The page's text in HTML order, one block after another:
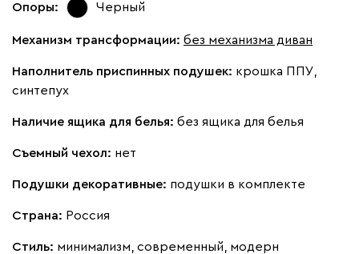
Опоры: Черный
Механизм трансформации: без механизма диван
Наполнитель приспинных подушек: крошка ППУ,
синтепух
Наличие ящика для белья: без ящика для белья
Съемный чехол: нет
Подушки декоративные: подушки в комплекте
Страна: Россия
Стиль: минимализм, современный, модерн